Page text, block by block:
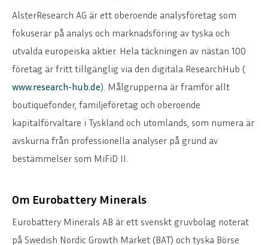
AlsterResearch AG är ett oberoende analysföretag som
fokuserar på analys och marknadsföring av tyska och
utvalda europeiska aktier. Hela täckningen av nästan 100
företag är fritt tillgänglig via den digitala ResearchHub (
www.research-hub.de). Målgrupperna är framför allt
boutiquefonder, familjeföretag och oberoende
kapitalförvaltare i Tyskland och utomlands, som numera är
avskurna från professionella analyser på grund av
bestämmelser som MiFiD II.
Om Eurobattery Minerals
Eurobattery Minerals AB är ett svenskt gruvbolag noterat
på Swedish Nordic Growth Market (BAT) och tyska Börse